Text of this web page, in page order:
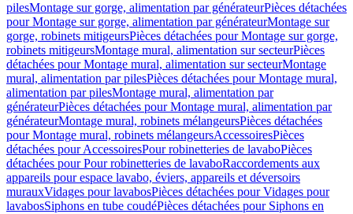
pilesMontage sur gorge, alimentation par générateurPièces détachées
pour Montage sur gorge, alimentation par générateurMontage sur
gorge, robinets mitigeursPièces détachées pour Montage sur gorge,
robinets mitigeursMontage mural, alimentation sur secteurPièces
détachées pour Montage mural, alimentation sur secteurMontage
mural, alimentation par pilesPièces détachées pour Montage mural,
alimentation par pilesMontage mural, alimentation par
générateurPièces détachées pour Montage mural, alimentation par
générateurMontage mural, robinets mélangeursPièces détachées
pour Montage mural, robinets mélangeursAccessoiresPièces
détachées pour AccessoiresPour robinetteries de lavaboPièces
détachées pour Pour robinetteries de lavaboRaccordements aux
appareils pour espace lavabo, éviers, appareils et déversoirs
murauxVidages pour lavabosPièces détachées pour Vidages pour
lavabosSiphons en tube coudéPièces détachées pour Siphons en